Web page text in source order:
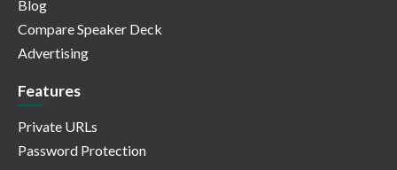
Blog
Compare Speaker Deck
Advertising
Features
Private URLs
Password Protection